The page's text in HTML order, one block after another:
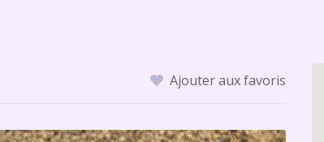
Ajouter aux favoris